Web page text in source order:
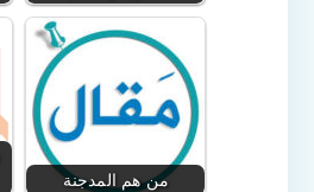
من هم المدجنة